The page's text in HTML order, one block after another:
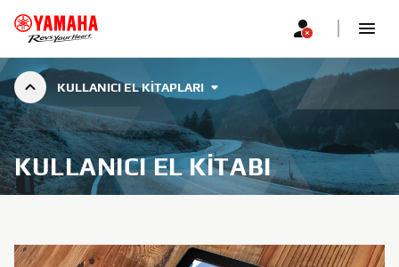
KULLANICI EL KITAPLARI
KULLANICI EL KITABI